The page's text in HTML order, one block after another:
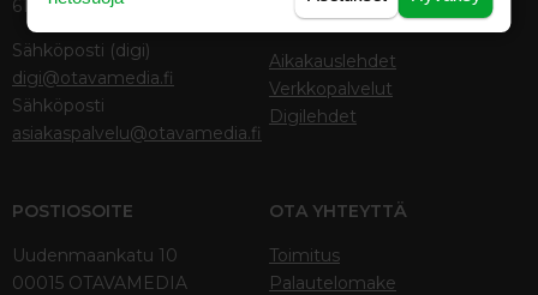
61
Sähköposti (digi)
digi@otavamedia.fi
Sähköposti
asiakaspalvelu@otavamedia.fi
TUOTTEET
Aikakauslehdet
Verkkopalvelut
Digilehdet
POSTIOSOITE
Uudenmaankatu 10
00015 OTAVAMEDIA
OTA YHTEYTTÄ
Toimitus
Palautelomake